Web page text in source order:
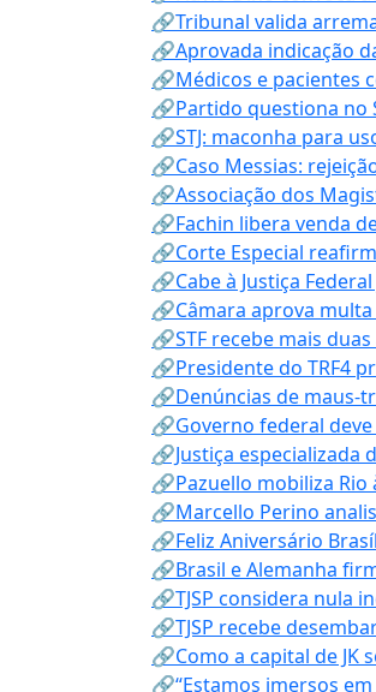
🔗Tribunal valida
🔗Aprovada indicação
🔗Médicos e pacientes
🔗Partido questiona no
🔗STJ: maconha para
🔗Caso Messias:
🔗Associação dos
🔗Fachin libera venda
🔗Corte Especial
🔗Cabe à Justiça
🔗Câmara aprova
🔗STF recebe mais
🔗Presidente do TRF4
🔗Denúncias de maus-
🔗Governo federal
🔗Justiça especializada
🔗Pazuello mobiliza
🔗Marcello Perino
🔗Feliz Aniversário
🔗Brasil e Alemanha
🔗TJSP considera nula
🔗TJSP recebe
🔗Como a capital de
🔗“Estamos imersos